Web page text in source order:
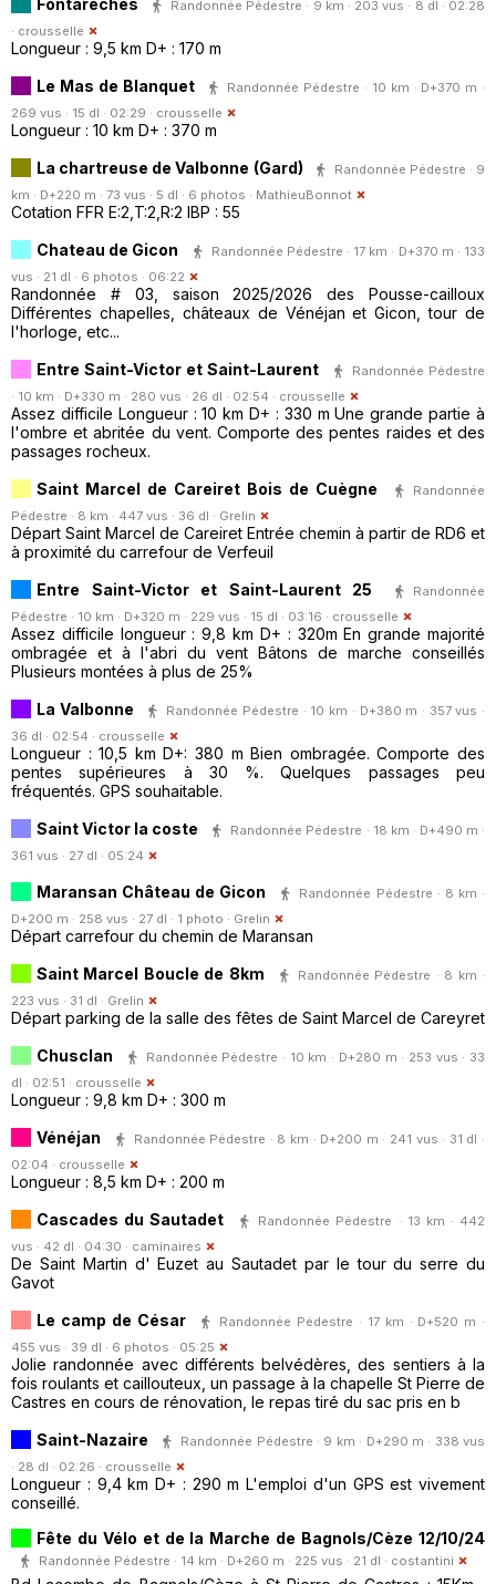
Randonnée Pédestre · 9 km · 203 vus · 8 dl · 02:28
· crousselle
Longueur : 9,5 km D+ : 170 m
Le Mas de Blanquet
Randonnée Pédestre · 10 km · D+370 m ·
269 vus · 15 dl · 02:29 · crousselle
Longueur : 10 km D+ : 370 m
La chartreuse de Valbonne (Gard)
Randonnée Pédestre · 9
km · D+220 m · 73 vus · 5 dl · 6 photos · MathieuBonnot
Cotation FFR E:2,T:2,R:2 IBP : 55
Chateau de Gicon
Randonnée Pédestre · 17 km · D+370 m · 133
vus · 21 dl · 6 photos · 06:22
Randonnée # 03, saison 2025/2026 des Pousse-cailloux
Différentes chapelles, châteaux de Vénéjan et Gicon, tour de
l'horloge, etc...
Entre Saint-Victor et Saint-Laurent
Randonnée Pédestre
· 10 km · D+330 m · 280 vus · 26 dl · 02:54 · crousselle
Assez difficile Longueur : 10 km D+ : 330 m Une grande partie à
l'ombre et abritée du vent. Comporte des pentes raides et des
passages rocheux.
Saint Marcel de Careiret Bois de Cuègne
Randonnée
Pédestre · 8 km · 447 vus · 36 dl · Grelin
Départ Saint Marcel de Careiret Entrée chemin à partir de RD6 et
à proximité du carrefour de Verfeuil
Entre Saint-Victor et Saint-Laurent 25
Randonnée
Pédestre · 10 km · D+320 m · 229 vus · 15 dl · 03:16 · crousselle
Assez difficile longueur : 9,8 km D+ : 320m En grande majorité
ombragée et à l'abri du vent Bâtons de marche conseillés
Plusieurs montées à plus de 25%
La Valbonne
Randonnée Pédestre · 10 km · D+380 m · 357 vus ·
36 dl · 02:54 · crousselle
Longueur : 10,5 km D+: 380 m Bien ombragée. Comporte des
pentes supérieures à 30 %. Quelques passages peu
fréquentés. GPS souhaitable.
Saint Victor la coste
Randonnée Pédestre · 18 km · D+490 m ·
361 vus · 27 dl · 05:24
Maransan Château de Gicon
Randonnée Pédestre · 8 km ·
D+200 m · 258 vus · 27 dl · 1 photo · Grelin
Départ carrefour du chemin de Maransan
Saint Marcel Boucle de 8km
Randonnée Pédestre · 8 km ·
223 vus · 31 dl · Grelin
Départ parking de la salle des fêtes de Saint Marcel de Careyret
Chusclan
Randonnée Pédestre · 10 km · D+280 m · 253 vus · 33
dl · 02:51 · crousselle
Longueur : 9,8 km D+ : 300 m
Vénéjan
Randonnée Pédestre · 8 km · D+200 m · 241 vus · 31 dl ·
02:04 · crousselle
Longueur : 8,5 km D+ : 200 m
Cascades du Sautadet
Randonnée Pédestre · 13 km · 442
vus · 42 dl · 04:30 · caminaires
De Saint Martin d' Euzet au Sautadet par le tour du serre du
Gavot
Le camp de César
Randonnée Pédestre · 17 km · D+520 m ·
455 vus · 39 dl · 6 photos · 05:25
Jolie randonnée avec différents belvédères, des sentiers à la
fois roulants et caillouteux, un passage à la chapelle St Pierre de
Castres en cours de rénovation, le repas tiré du sac pris en b
Saint-Nazaire
Randonnée Pédestre · 9 km · D+290 m · 338 vus
· 28 dl · 02:26 · crousselle
Longueur : 9,4 km D+ : 290 m L'emploi d'un GPS est vivement
conseillé.
Fête du Vélo et de la Marche de Bagnols/Cèze 12/10/24
Randonnée Pédestre · 14 km · D+260 m · 225 vus · 21 dl · costantini